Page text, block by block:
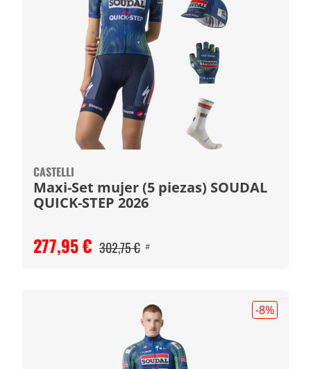
CASTELLI
Maxi-Set mujer (5 piezas) SOUDAL
QUICK-STEP 2026
277,95 € 302,75 € #
-8%